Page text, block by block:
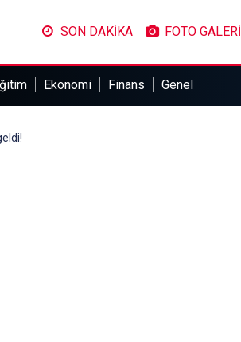
SON DAKİKA FOTO GALERİ
Ekonomi Finans Genel